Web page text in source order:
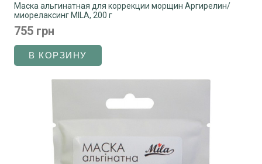
Маска альгинатная для коррекции морщин Аргирелин/
миорелаксинг MILA, 200 г
755 грн